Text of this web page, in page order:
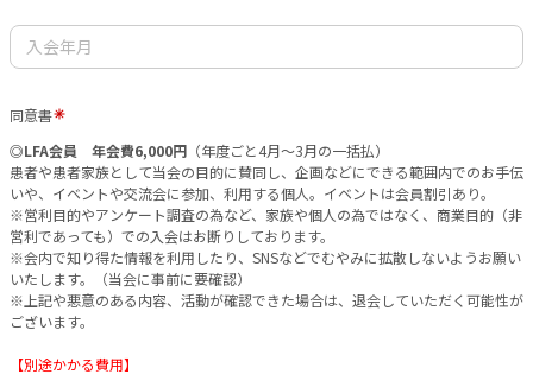
同意書
◎LFA会員 年会費6,000円 （年度ごと4月〜3月の一括払）
患者や患者家族として当会の目的に賛同し、企画などにできる範囲内でのお手伝
いや、イベントや交流会に参加、利用する個人。イベントは会員割引あり。
※営利目的やアンケート調査の為など、家族や個人の為ではなく、商業目的（非
営利であっても）での入会はお断りしております。
※会内で知り得た情報を利用したり、SNSなどでむやみに拡散しないようお願い
いたします。（当会に事前に要確認）
※上記や悪意のある内容、活動が確認できた場合は、退会していただく可能性が
ございます。
【別途かかる費用】